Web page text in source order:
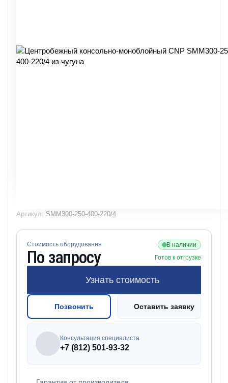
Артикул: SMM300-250-400-220/4
Стоимость оборудования
По запросу
В наличии
Готов к отгрузке
Узнать стоимость
Позвонить Оставить заявку
Консультация специалиста
+7 (812) 501-93-32